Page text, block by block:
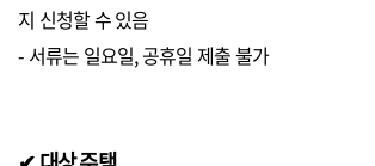
지 신청할 수 있음
- 서류는 일요일, 공휴일 제출 불가